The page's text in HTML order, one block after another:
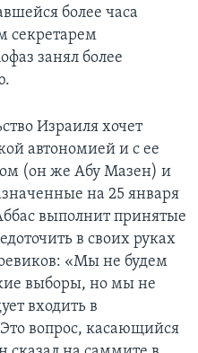
более часа
секретарем
занял более
Израиля хочет
автономией и с ее
(он же Абу Мазен) и
на 25 января
выполнит принятые
в своих руках
«Мы не будем
выборы, но мы не
входить в
вопрос, касающийся